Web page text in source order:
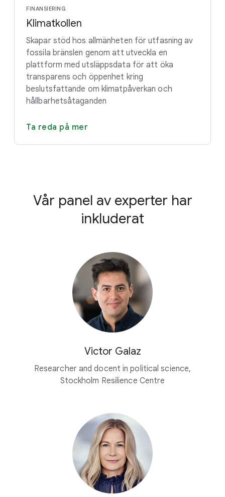
FINANSIERING
Klimatkollen
Skapar stöd hos allmänheten för utfasning av
fossila bränslen genom att utveckla en
plattform med utsläppsdata för att öka
transparens och öppenhet kring
beslutsfattande om klimatpåverkan och
hållbarhetsåtaganden
Ta reda på mer
Vår panel av experter har
inkluderat
Victor Galaz
Researcher and docent in political science,
Stockholm Resilience Centre